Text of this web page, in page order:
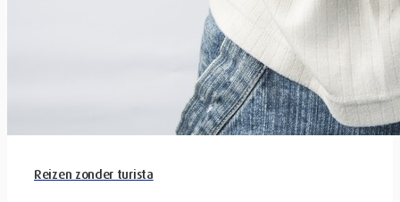
Reizen zonder turista